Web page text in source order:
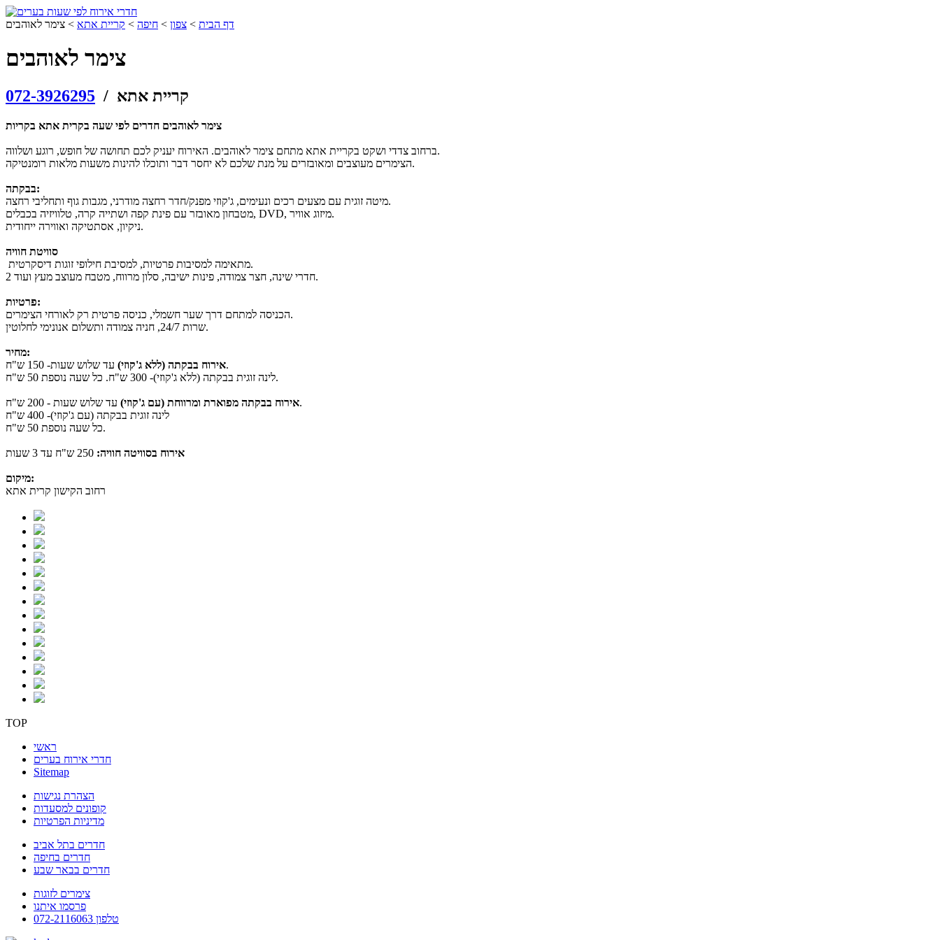
דף הבית > צפון > חיפה > קריית אתא > צימר לאוהבים
צימר לאוהבים
072-3926295 / קריית אתא
צימר לאוהבים חדרים לפי שעה בקרית אתא בקריות
ברחוב צדדי ושקט בקריית אתא מתחם צימר לאוהבים. האירוח יעניק לכם תחושה של חופש, רוגע ושלווה.
הצימרים מעוצבים ומאובזרים על מנת שלכם לא יחסר דבר ותוכלו להינות משעות מלאות רומנטיקה.
בבקתה:
מיטה זוגית עם מצעים רכים ונעימים, ג'קוזי מפנק/חדר רחצה מודרני, מגבות גוף ותחליבי רחצה.
מטבחון מאובזר עם פינת קפה ושתייה קרה, טלוויזיה בכבלים, DVD, מיזוג אוויר.
ניקיון, אסתטיקה ואווירה ייחודית.
סוויטת חוויה
מתאימה למסיבות פרטיות, למסיבת חילופי זוגות דיסקרטית.
2 חדרי שינה, חצר צמודה, פינות ישיבה, סלון מרווח, מטבח מעוצב מעץ ועוד.
פרטיות:
הכניסה למתחם דרך שער חשמלי, כניסה פרטית רק לאורחי הצימרים.
שרות 24/7, חניה צמודה ותשלום אנונימי לחלוטין.
מחיר:
אירוח בבקתה (ללא ג'קוזי)עד שלוש שעות- 150 ש"ח.
לינה זוגית בבקתה (ללא ג'קוזי)- 300 ש"ח. כל שעה נוספת 50 ש"ח.
אירוח בבקתה מפוארת ומרווחת (עם ג'קוזי)עד שלוש שעות - 200 ש"ח.
לינה זוגית בבקתה (עם ג'קוזי)- 400 ש"ח
כל שעה נוספת 50 ש"ח.
אירוח בסוויטה חוויה:
מיקום:
רחוב הקישון קרית אתא
TOP
ראשי
חדרי אירוח בערים
Sitemap
הצהרת נגישות
קופונים למסעדות
מדיניות הפרטיות
חדרים בתל אביב
חדרים בחיפה
חדרים בבאר שבע
צימרים לזוגות
פרסמו איתנו
טלפון 072-2116063